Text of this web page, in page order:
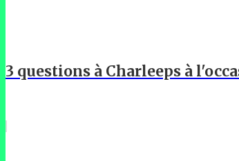
3 questions à Charleeps à